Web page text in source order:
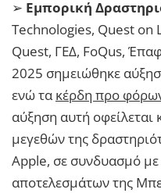
➢ Εμπορική
Technologies, Quest on
Quest, ΓΕΔ, FoQus,
2025 σημειώθηκε
ενώ τακέρδη προ
αύξηση αυτή
μεγεθών της
Apple, σε συνδυασμό
αποτελεσμάτων της